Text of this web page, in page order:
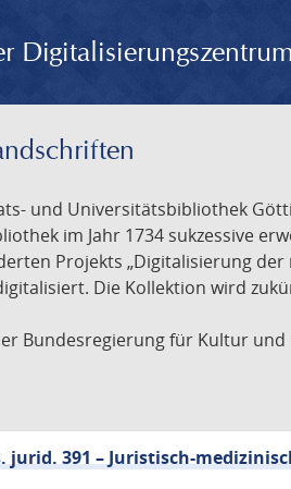
Digitalisierungszentrum
und Universitätsbibliothek
im Jahr 1734 sukzessive
Projekts „Digitalisierung
Die Kollektion wird
Bundesregierung für Kultur
jurid. 391 – Juristisch-